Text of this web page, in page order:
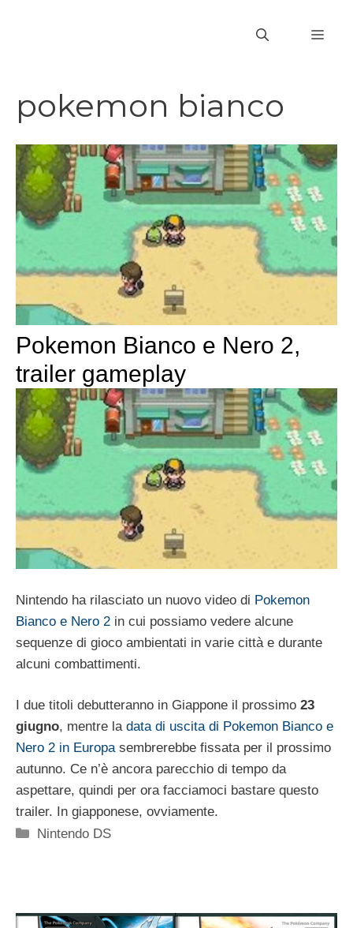
pokemon bianco
Pokemon Bianco e Nero 2,
trailer gameplay
Nintendo ha rilasciato un nuovo video di Pokemon
Bianco e Nero 2 in cui possiamo vedere alcune
sequenze di gioco ambientati in varie città e durante
alcuni combattimenti.
I due titoli debutteranno in Giappone il prossimo 23
giugno, mentre la data di uscita di Pokemon Bianco e
Nero 2 in Europasembrerebbe fissata per il prossimo
autunno. Ce n’è ancora parecchio di tempo da
aspettare, quindi per ora facciamoci bastare questo
trailer. In giapponese, ovviamente.
Categorie
Nintendo DS